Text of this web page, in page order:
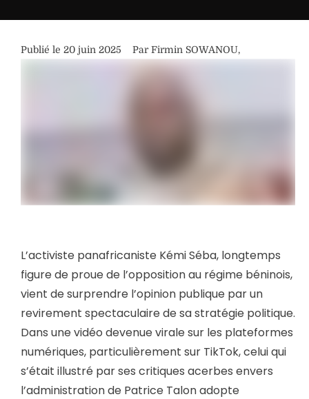
Publié le 20 juin 2025 Par Firmin SOWANOU,
L’activiste panafricaniste Kémi Séba, longtemps
figure de proue de l’opposition au régime béninois,
vient de surprendre l’opinion publique par un
revirement spectaculaire de sa stratégie politique.
Dans une vidéo devenue virale sur les plateformes
numériques, particulièrement sur TikTok, celui qui
s’était illustré par ses critiques acerbes envers
l’administration de Patrice Talon adopte